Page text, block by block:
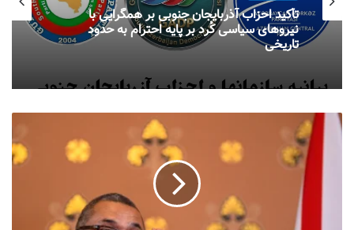
تأکید احزاب آذربایجان جنوبی بر همگرایی با
نیروهای سیاسی کُرد بر پایه احترام به حدود
تاریخی